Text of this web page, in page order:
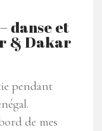
danse et
& Dakar
pendant
de mes